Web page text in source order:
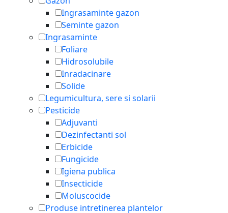
Ingrasaminte gazon
Seminte gazon
Ingrasaminte
Foliare
Hidrosolubile
Inradacinare
Solide
Legumicultura, sere si solarii
Pesticide
Adjuvanti
Dezinfectanti sol
Erbicide
Fungicide
Igiena publica
Insecticide
Moluscocide
Produse intretinerea plantelor